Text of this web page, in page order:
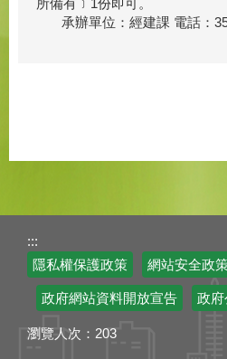
所備有﹞1份即可。
承辦單位：經建課 電話：
:::
隱私權保護政策
網站安全政
政府網站資料開放宣告 政
瀏覽人次： 203